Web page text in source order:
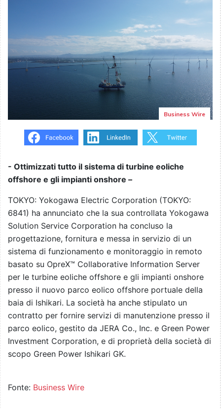
Business Wire
- Ottimizzati tutto il sistema di turbine eoliche
offshore e gli impianti onshore –
TOKYO: Yokogawa Electric Corporation (TOKYO:
6841) ha annunciato che la sua controllata Yokogawa
Solution Service Corporation ha concluso la
progettazione, fornitura e messa in servizio di un
sistema di funzionamento e monitoraggio in remoto
basato su OpreX™ Collaborative Information Server
per le turbine eoliche offshore e gli impianti onshore
presso il nuovo parco eolico offshore portuale della
baia di Ishikari. La società ha anche stipulato un
contratto per fornire servizi di manutenzione presso il
parco eolico, gestito da JERA Co., Inc. e Green Power
Investment Corporation, e di proprietà della società di
scopo Green Power Ishikari GK.
Fonte: Business Wire